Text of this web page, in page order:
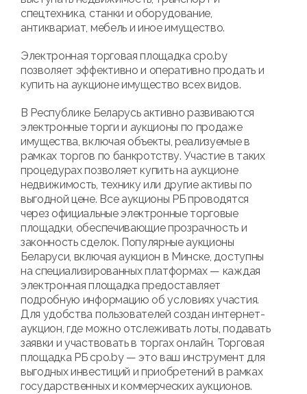
спецтехника, станки и оборудование,
антиквариат, мебель и иное имущество.
Электронная торговая площадка cpo.by
позволяет эффективно и оперативно продать и
купить на аукционе имущество всех видов.
В Республике Беларусь активно развиваются
электронные торги и аукционы по продаже
имущества, включая объекты, реализуемые в
рамках торгов по банкротству. Участие в таких
процедурах позволяет купить на аукционе
недвижимость, технику или другие активы по
выгодной цене. Все аукционы РБ проводятся
через официальные электронные торговые
площадки, обеспечивающие прозрачность и
законность сделок. Популярные аукционы
Беларуси, включая аукцион в Минске, доступны
на специализированных платформах — каждая
электронная площадка предоставляет
подробную информацию об условиях участия.
Для удобства пользователей создан интернет-
аукцион, где можно отслеживать лоты, подавать
заявки и участвовать в торгах онлайн. Торговая
площадка РБ cpo.by — это ваш инструмент для
выгодных инвестиций и приобретений в рамках
государственных и коммерческих аукционов.